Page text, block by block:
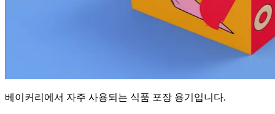
베이커리에서 자주 사용되는 식품 포장 용기입니다.